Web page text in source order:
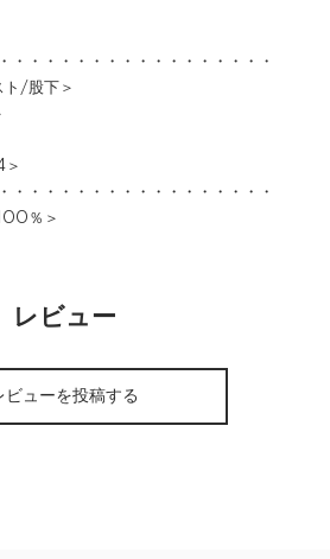
・・・・・・・・・・・・・・・・・
/股下＞
・・・・・・・・・・・・・・・・・
％＞
レビュー
ビューを投稿する